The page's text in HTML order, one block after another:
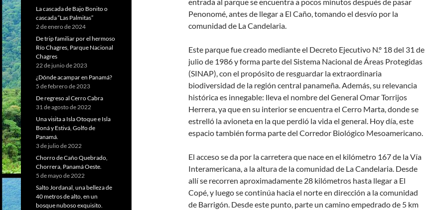
Penonomé, antes de llegar a El Caño, tomando el desvío por la
comunidad de La Candelaria.
Este parque fue creado mediante el Decreto Ejecutivo N.º 18 del 31 de
julio de 1986 y forma parte del Sistema Nacional de Áreas Protegidas
(SINAP), con el propósito de resguardar la extraordinaria
biodiversidad de la región central panameña. Además, su relevancia
histórica es innegable: lleva el nombre del General Omar Torrijos
Herrera, ya que en su interior se encuentra el Cerro Marta, donde se
estrelló la avioneta en la que perdió la vida el general. Hoy día, este
espacio también forma parte del Corredor Biológico Mesoamericano.
El acceso se da por la carretera que nace en el kilómetro 167 de la Vía
Interamericana, a la altura de la comunidad de La Candelaria. Desde
allí se recorren aproximadamente 28 kilómetros hasta llegar a El
Copé, y luego se continúa hacia el norte en dirección a la comunidad
de Barrigón. Desde este punto, parte un camino empedrado de 5 km
La cascada de Bajo Bonito o
cascada “Las Palmitas”
2 de enero de 2024
De trip familiar por el hermoso
Río Chagres, Parque Nacional
Chagres
22 de junio de 2023
¿Dónde acampar en Panamá?
5 de febrero de 2023
De regreso al Cerro Cabra
31 de agosto de 2022
Una visita a Isla Otoque e Isla
Boná y Estivá, Golfo de
Panamá.
3 de julio de 2022
Chorro de Caño Quebrado,
Chorrera, Panamá Oeste.
5 de mayo de 2022
Salto Jordanal, una belleza de
40 metros de alto, en un
bosque nuboso exquisito.